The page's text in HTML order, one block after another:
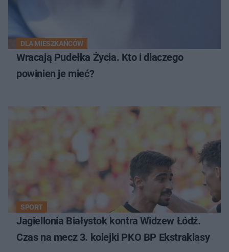
DLA MIESZKAŃCÓW
Wracają Pudełka Życia. Kto i dlaczego
powinien je mieć?
SPORT
Jagiellonia Białystok kontra Widzew Łódź.
Czas na mecz 3. kolejki PKO BP Ekstraklasy